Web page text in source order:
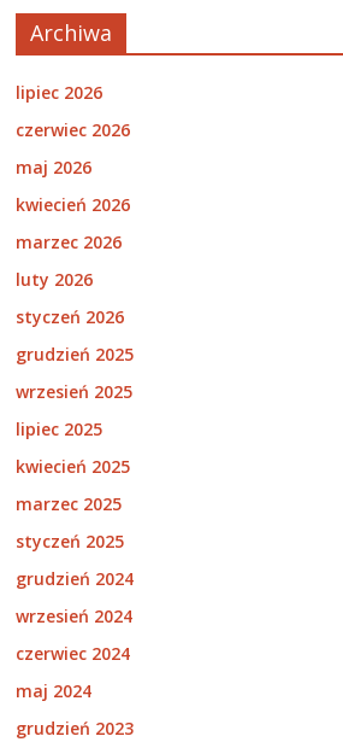
Archiwa
lipiec 2026
czerwiec 2026
maj 2026
kwiecień 2026
marzec 2026
luty 2026
styczeń 2026
grudzień 2025
wrzesień 2025
lipiec 2025
kwiecień 2025
marzec 2025
styczeń 2025
grudzień 2024
wrzesień 2024
czerwiec 2024
maj 2024
grudzień 2023